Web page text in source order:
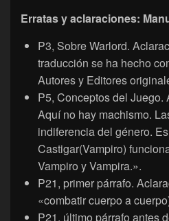
Erratas y aclaraciones:
P3, Sobre Warlord.
traducción se ha hecho
Autores y Editores
P5, Conceptos del Juego.
Aquí no hay machismo.
indiferencia del género.
Castigar(Vampiro)
Vampiro y Vampira.».
P21, primer párrafo.
«combatir cuerpo a
P21, último párrafo antes